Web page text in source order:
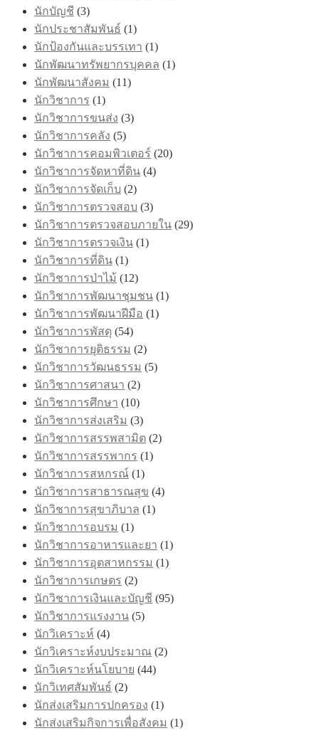
นักบัญชี (3)
นักประชาสัมพันธ์ (1)
นักป้องกันและบรรเทา (1)
นักพัฒนาทรัพยากรบุคคล (1)
นักพัฒนาสังคม (11)
นักวิชาการ (1)
นักวิชาการขนส่ง (3)
นักวิชาการคลัง (5)
นักวิชาการคอมพิวเตอร์ (20)
นักวิชาการจัดหาที่ดิน (4)
นักวิชาการจัดเก็บ (2)
นักวิชาการตรวจสอบ (3)
นักวิชาการตรวจสอบภายใน (29)
นักวิชาการตรวจเงิน (1)
นักวิชาการที่ดิน (1)
นักวิชาการป่าไม้ (12)
นักวิชาการพัฒนาชุมชน (1)
นักวิชาการพัฒนาฝีมือ (1)
นักวิชาการพัสดุ (54)
นักวิชาการยุติธรรม (2)
นักวิชาการวัฒนธรรม (5)
นักวิชาการศาสนา (2)
นักวิชาการศึกษา (10)
นักวิชาการส่งเสริม (3)
นักวิชาการสรรพสามิต (2)
นักวิชาการสรรพากร (1)
นักวิชาการสหกรณ์ (1)
นักวิชาการสาธารณสุข (4)
นักวิชาการสุขาภิบาล (1)
นักวิชาการอบรม (1)
นักวิชาการอาหารและยา (1)
นักวิชาการอุตสาหกรรม (1)
นักวิชาการเกษตร (2)
นักวิชาการเงินและบัญชี (95)
นักวิชาการแรงงาน (5)
นักวิเคราะห์ (4)
นักวิเคราะห์งบประมาณ (2)
นักวิเคราะห์นโยบาย (44)
นักวิเทศสัมพันธ์ (2)
นักส่งเสริมการปกครอง (1)
นักส่งเสริมกิจการเพื่อสังคม (1)